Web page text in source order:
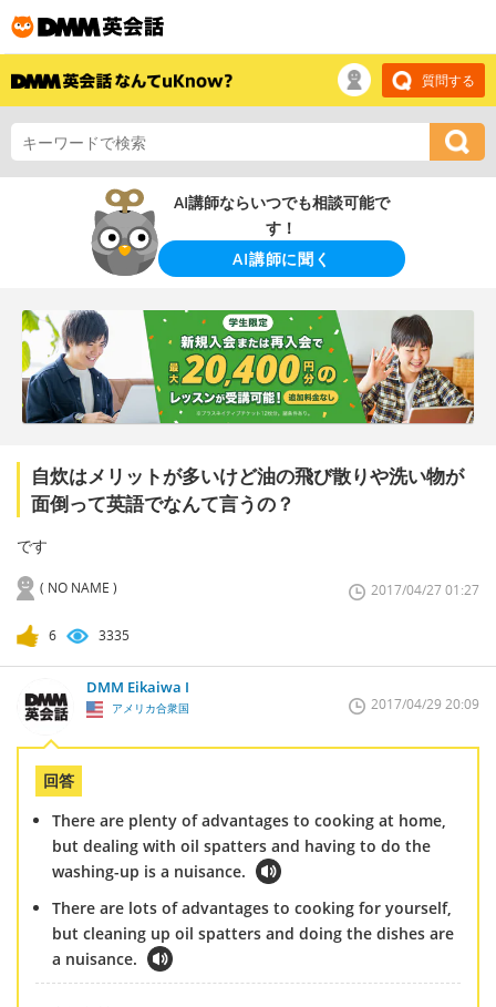
質問する
AI講師ならいつでも相談可能で
す！
AI講師に聞く
自炊はメリットが多いけど油の飛び散りや洗い物が
面倒って英語でなんて言うの？
です
( NO NAME ) 2017/04/27 01:27
6 3335
DMM Eikaiwa I
アメリカ合衆国 2017/04/29 20:09
回答
There are plenty of advantages to cooking at home,
but dealing with oil spatters and having to do the
washing-up is a nuisance.
There are lots of advantages to cooking for yourself,
but cleaning up oil spatters and doing the dishes are
a nuisance.